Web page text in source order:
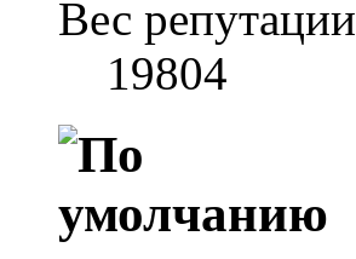
Вес репутации
19804